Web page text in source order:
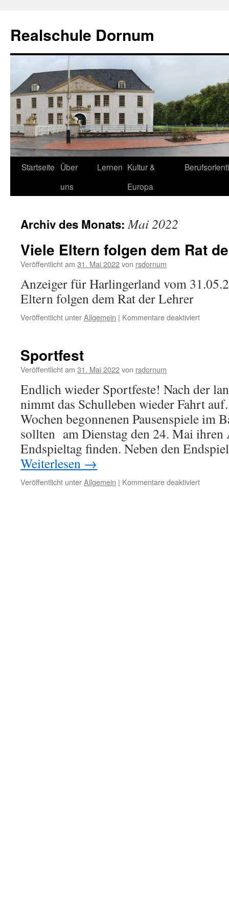
springen
Realschule Dornum
Startseite Über
uns
Lernen Kultur &
Europa
Archiv des Monats:Mai 2022
Viele Eltern folgen dem Rat
Veröffentlicht am 31. Mai 2022von rsdornum
Anzeiger für Harlingerland vom
Eltern folgen dem Rat der Lehrer
Veröffentlicht unterAllgemein | Kommentare deaktiviertfür
Lehrer
Sportfest
Veröffentlicht am 31. Mai 2022von rsdornum
Endlich wieder Sportfeste! Nach der
nimmt das Schulleben wieder Fahrt
Wochen begonnenen Pausenspiele im
sollten am Dienstag den 24. Mai ihren
Endspieltag finden. Neben den
Weiterlesen →
Veröffentlicht unterAllgemein | Kommentare deaktiviertfür